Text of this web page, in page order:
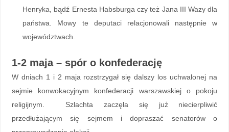
Henryka, bądź Ernesta Habsburga czy też Jana III Wazy dla
państwa. Mowy te deputaci relacjonowali następnie w
województwach.
1-2 maja – spór o konfederację
W dniach 1 i 2 maja rozstrzygał się dalszy los uchwalonej na
sejmie konwokacyjnym konfederacji warszawskiej o pokoju
religijnym. Szlachta zaczęła się już niecierpliwić
przedłużającym się sejmem i dopraszać senatorów o